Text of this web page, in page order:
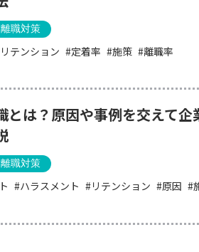
離職対策
リテンション 定着率 施策 離職率
とは？原因や事例を交えて企
離職対策
ハラスメント リテンション 原因